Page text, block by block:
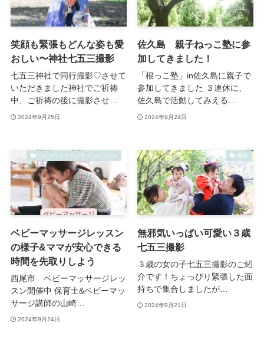
笑顔も緊張もどんな姿も愛
おしい〜神社七五三撮影
七五三神社で同行撮影♡させて
いただきました神社でご祈祷
中、ご祈祷の後に撮影させ…
2024年9月25日
佐久島 親子ねっこ塾に参
加してきました！
「根っこ塾」in佐久島に親子で
参加してきました ３連休に、
佐久島で活動してみえる…
2024年9月24日
ベビーマッサージサインレッスン
ベビーマッサージレッスン
の様子&ママが安心できる
時間を先取りしよう
西尾市 ベビーマッサージレッ
スン開催中 保育士&ベビーマッ
サージ講師の山崎…
2024年9月24日
撮影
無邪気いっぱい可愛い３歳
七五三撮影
３歳の女の子七五三撮影のご紹
介です！ちょっぴり緊張した面
持ちで集合しましたが…
2024年9月21日